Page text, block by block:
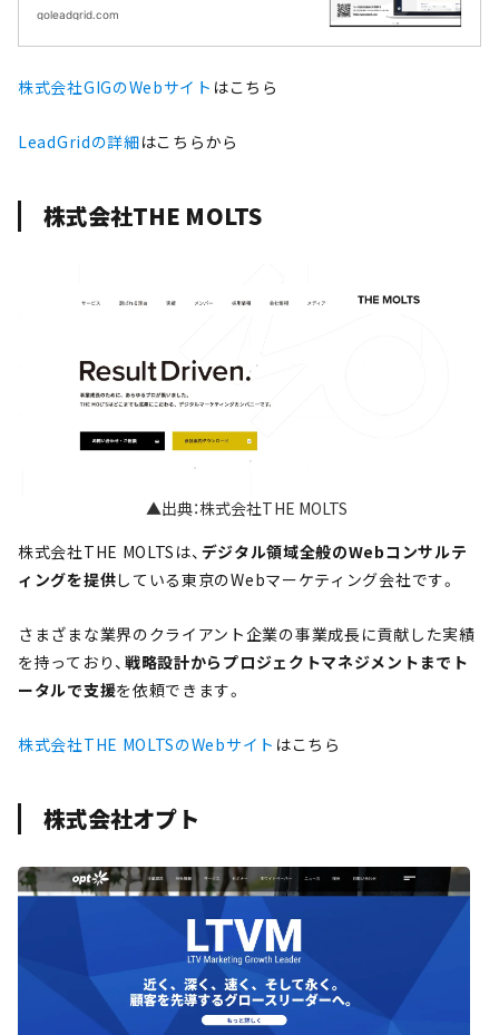
goleadgrid.com
株式会社GIGのWebサイト はこちら
LeadGridの詳細はこちらから
株式会社THE MOLTS
▲出典：株式会社THE MOLTS
株式会社THE MOLTSは、 デジタル領域全般のWebコンサルテ
ィングを提供している東京のWebマーケティング会社です。
さまざまな業界のクライアント企業の事業成長に貢献した実績
を持っており、 戦略設計からプロジェクトマネジメントまでト
ータルで支援を依頼できます。
株式会社THE MOLTSのWebサイト はこちら
株式会社オプト